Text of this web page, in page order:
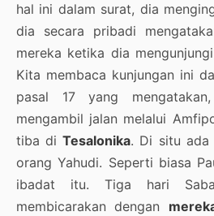
hal ini dalam surat, dia
dia secara pribadi
mereka ketika dia
Kita membaca kunjungan ini
pasal 17 yang
mengambil jalan melalui
tiba diTesalonika. Di situ ada
orang Yahudi. Seperti biasa
ibadat itu. Tiga hari
membicarakan dengan